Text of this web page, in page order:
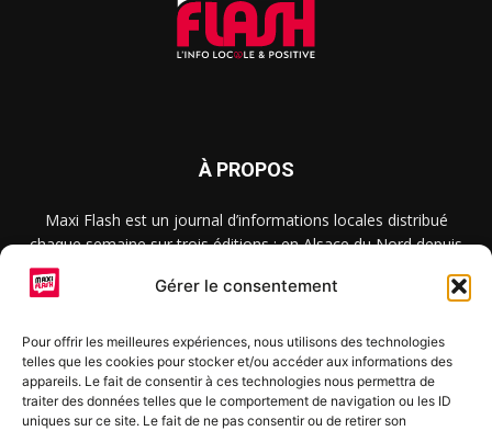
Gérer le consentement
Pour offrir les meilleures expériences, nous utilisons des technologies
telles que les cookies pour stocker et/ou accéder aux informations des
appareils. Le fait de consentir à ces technologies nous permettra de
traiter des données telles que le comportement de navigation ou les ID
uniques sur ce site. Le fait de ne pas consentir ou de retirer son
À PROPOS
Maxi Flash est un journal d’informations locales distribué
chaque semaine sur trois éditions : en Alsace du Nord depuis
2015, dans les secteurs d’Obernai-Molsheim-Erstein depuis
2022, et à Colmar, Vignoble et Plaine depuis 2023.
SUIVEZ-NOUS